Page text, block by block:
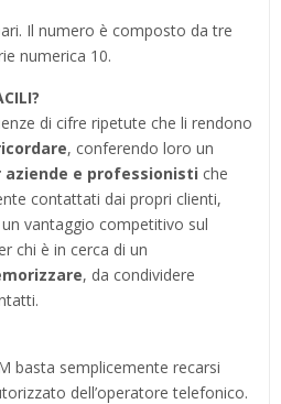
Il numero è composto da tre
numerica 10.
di cifre ripetute che li rendono
, conferendo loro un
aziende e professionisti che
contattati dai propri clienti,
vantaggio competitivo sul
chi è in cerca di un
, da condividere
basta semplicemente recarsi
dell’operatore telefonico.